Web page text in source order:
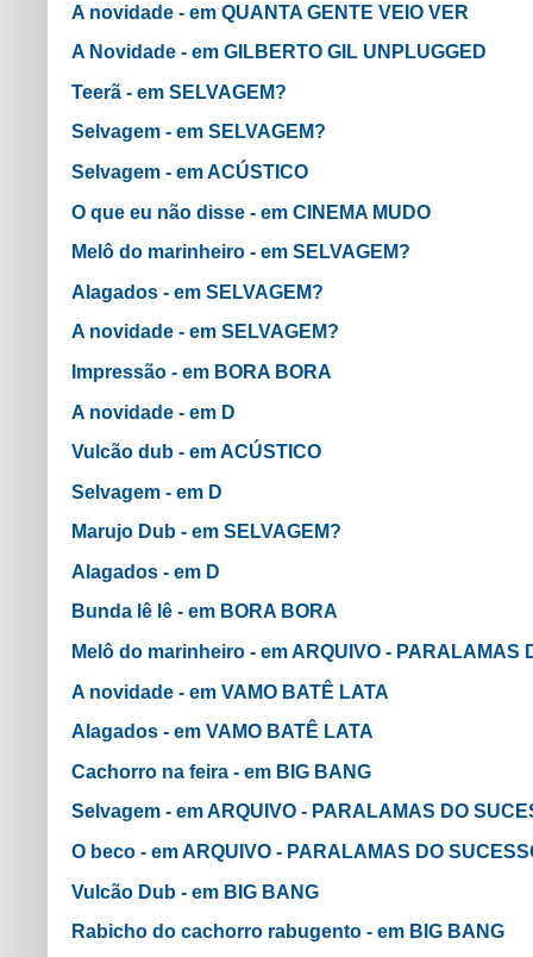
A novidade - em QUANTA GENTE VEIO VER
A Novidade - em GILBERTO GIL UNPLUGGED
Teerã - em SELVAGEM?
Selvagem - em SELVAGEM?
Selvagem - em ACÚSTICO
O que eu não disse - em CINEMA MUDO
Melô do marinheiro - em SELVAGEM?
Alagados - em SELVAGEM?
A novidade - em SELVAGEM?
Impressão - em BORA BORA
A novidade - em D
Vulcão dub - em ACÚSTICO
Selvagem - em D
Marujo Dub - em SELVAGEM?
Alagados - em D
Bunda lê lê - em BORA BORA
Melô do marinheiro - em ARQUIVO - PARALAMAS
A novidade - em VAMO BATÊ LATA
Alagados - em VAMO BATÊ LATA
Cachorro na feira - em BIG BANG
Selvagem - em ARQUIVO - PARALAMAS DO
O beco - em ARQUIVO - PARALAMAS DO
Vulcão Dub - em BIG BANG
Rabicho do cachorro rabugento - em BIG BANG